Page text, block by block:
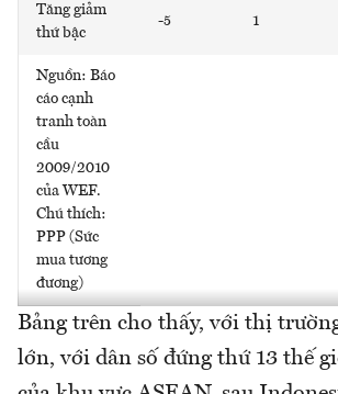
Tăng giảm
thứ bậc
-5 1
Nguồn: Báo
cáo cạnh
tranh toàn
cầu
2009/2010
của WEF.
Chú thích:
PPP (Sức
mua tương
đương)
Bảng trên cho thấy, với thị
lớn, với dân số đứng thứ 13 thế